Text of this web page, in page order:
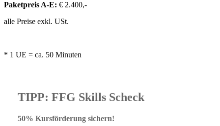
Paketpreis A-E: € 2.400,-
alle Preise exkl. USt.
* 1 UE = ca. 50 Minuten
TIPP: FFG Skills Scheck
50% Kursförderung sichern!